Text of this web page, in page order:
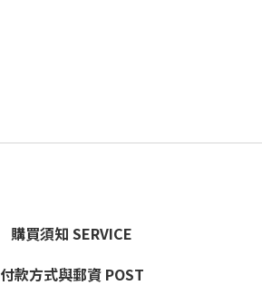
購買須知 SERVICE
付款方式與郵資 POST